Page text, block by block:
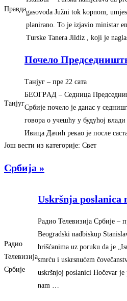
Правдаgasovoda Južni tok kopnom,
planirano. To je izjavio ministar
Turske Tanera Jildiz , koji je
Танјуг
Почело
Танјуг – ‎пре 22 сата‎
БEOГРAД – Седница
Србиjе почело jе данас у
говора о учешћу у будућоj
Ивица Дачић рекао jе после
Још вести из категорије: Свет
Србија »
Радио
Телевизија
Србије
Uskršnja poslanica
Радио Телевизија Србије –
Beogradski nadbiskup
hrišćanima uz poruku da je
smrću i uskrsnućem
uskršnjoj poslanici Hočevar
nam …